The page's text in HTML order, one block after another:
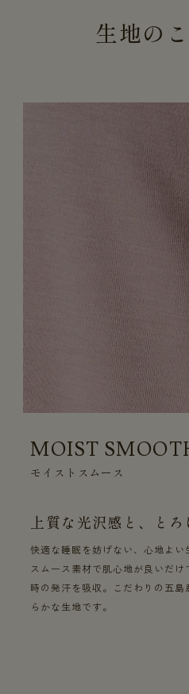
生地の
MOIST
モイストスムース
上質な光沢感と、と
快適な睡眠を妨げない、心地よい
スムース素材で肌心地が良いだ
時の発汗を吸収。こだわりの五
らかな生地です。